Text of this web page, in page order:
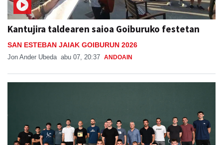
Kantujira taldearen saioa Goiburuko festetan
SAN ESTEBAN JAIAK GOIBURUN 2026
Jon Ander Ubeda abu 07, 20:37 ANDOAIN